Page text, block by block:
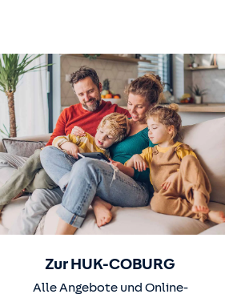
Zur HUK-COBURG
Alle Angebote und Online-